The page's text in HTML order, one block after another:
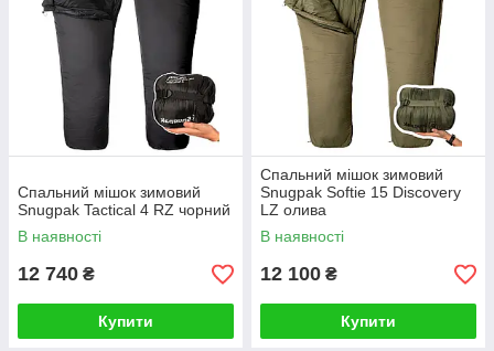
Спальний мішок зимовий
Snugpak Tactical 4 RZ чорний
В наявності
12 740 ₴
Купити
Спальний мішок зимовий
Snugpak Softie 15 Discovery
LZ олива
В наявності
12 100 ₴
Купити